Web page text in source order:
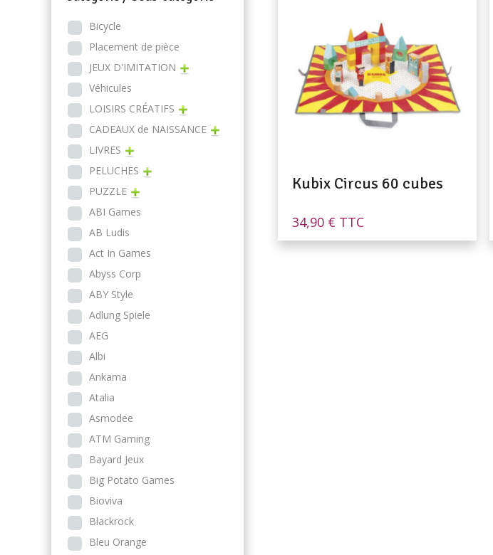
Kubix Circus 60 cubes
34,90 € TTC
Bicycle
Placement de pièce
JEUX D'IMITATION
Véhicules
LOISIRS CRÉATIFS
CADEAUX de NAISSANCE
LIVRES
PELUCHES
PUZZLE
ABI Games
AB Ludis
Act In Games
Abyss Corp
ABY Style
Adlung Spiele
AEG
Albi
Ankama
Atalia
Asmodee
ATM Gaming
Bayard Jeux
Big Potato Games
Bioviva
Blackrock
Bleu Orange